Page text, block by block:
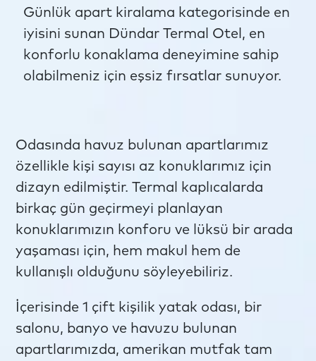
Günlük apart kiralama kategorisinde en
iyisini sunan Dündar Termal Otel, en
konforlu konaklama deneyimine sahip
olabilmeniz için eşsiz fırsatlar sunuyor.
Odasında havuz bulunan apartlarımız
özellikle kişi sayısı az konuklarımız için
dizayn edilmiştir. Termal kaplıcalarda
birkaç gün geçirmeyi planlayan
konuklarımızın konforu ve lüksü bir arada
yaşaması için, hem makul hem de
kullanışlı olduğunu söyleyebiliriz.
İçerisinde 1 çift kişilik yatak odası, bir
salonu, banyo ve havuzu bulunan
apartlarımızda, amerikan mutfak tam